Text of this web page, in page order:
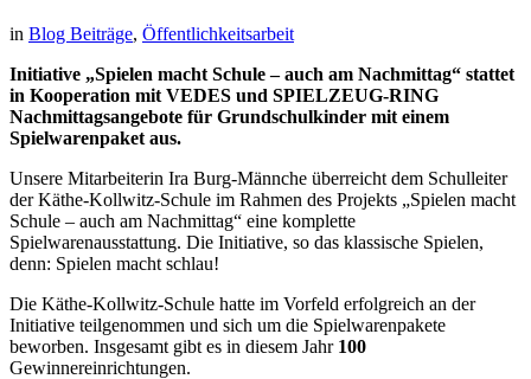
in Blog Beiträge, Öffentlichkeitsarbeit
Initiative „Spielen macht Schule – auch am Nachmittag“ stattet
in Kooperation mit VEDES und SPIELZEUG-RING
Nachmittagsangebote für Grundschulkinder mit einem
Spielwarenpaket aus.
Unsere Mitarbeiterin Ira Burg-Männche überreicht dem Schulleiter
der Käthe-Kollwitz-Schule im Rahmen des Projekts „Spielen macht
Schule – auch am Nachmittag“ eine komplette
Spielwarenausstattung. Die Initiative, so das klassische Spielen,
denn: Spielen macht schlau!
Die Käthe-Kollwitz-Schule hatte im Vorfeld erfolgreich an der
Initiative teilgenommen und sich um die Spielwarenpakete
beworben. Insgesamt gibt es in diesem Jahr 100
Gewinnereinrichtungen.